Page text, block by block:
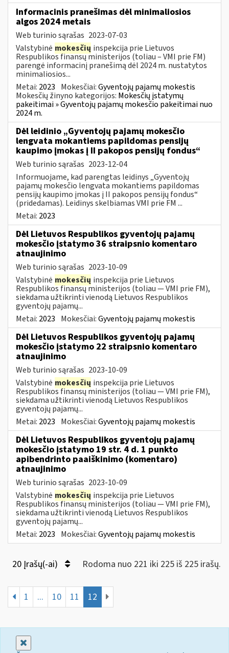
Informacinis pranešimas dėl minimaliosios
algos 2024 metais
Web turinio sąrašas 2023-07-03
Valstybinė mokesčių inspekcija prie Lietuvos
Respublikos finansų ministerijos (toliau – VMI prie FM)
parengė informacinį pranešimą dėl 2024 m. nustatytos
minimaliosios...
Metai: 2023 Mokesčiai:Gyventojų pajamų mokestis
Mokesčių žinyno kategorijos: Mokesčių įstatymų
pakeitimai » Gyventojų pajamų mokesčio pakeitimai nuo
2024 m.
Dėl leidinio „Gyventojų pajamų mokesčio
lengvata mokantiems papildomas pensijų
kaupimo įmokas į II pakopos pensijų fondus“
Web turinio sąrašas 2023-12-04
Informuojame, kad parengtas leidinys „Gyventojų
pajamų mokesčio lengvata mokantiems papildomas
pensijų kaupimo įmokas į II pakopos pensijų fondus“
(pridedamas). Leidinys skelbiamas VMI prie FM ...
Metai: 2023
Dėl Lietuvos Respublikos gyventojų pajamų
mokesčio įstatymo 36 straipsnio komentaro
atnaujinimo
Web turinio sąrašas 2023-10-09
Valstybinė mokesčių inspekcija prie Lietuvos
Respublikos finansų ministerijos (toliau — VMI prie FM),
siekdama užtikrinti vienodą Lietuvos Respublikos
gyventojų pajamų...
Metai: 2023 Mokesčiai:Gyventojų pajamų mokestis
Dėl Lietuvos Respublikos gyventojų pajamų
mokesčio įstatymo 22 straipsnio komentaro
atnaujinimo
Web turinio sąrašas 2023-10-09
Valstybinė mokesčių inspekcija prie Lietuvos
Respublikos finansų ministerijos (toliau — VMI prie FM),
siekdama užtikrinti vienodą Lietuvos Respublikos
gyventojų pajamų...
Metai: 2023 Mokesčiai:Gyventojų pajamų mokestis
Dėl Lietuvos Respublikos gyventojų pajamų
mokesčio įstatymo 19 str. 4 d. 1 punkto
apibendrinto paaiškinimo (komentaro)
atnaujinimo
Web turinio sąrašas 2023-10-09
Valstybinė mokesčių inspekcija prie Lietuvos
Respublikos finansų ministerijos (toliau — VMI prie FM),
siekdama užtikrinti vienodą Lietuvos Respublikos
gyventojų pajamų...
Metai: 2023 Mokesčiai:Gyventojų pajamų mokestis
20 Įrašų(-ai) Rodoma nuo 221 iki 225 iš 225 irašų.
1 ... 10 11 12